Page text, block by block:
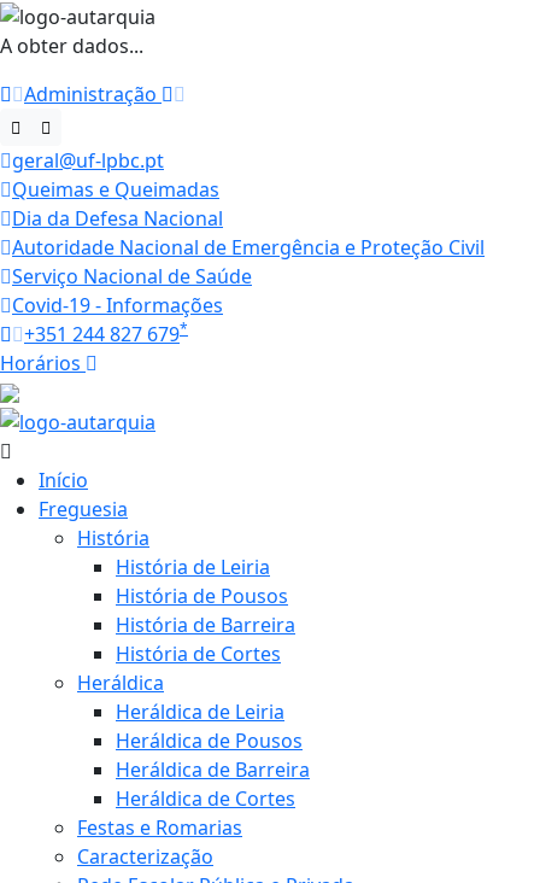
A obter dados...
Administração
geral@uf-lpbc.pt
Queimas e Queimadas
Dia da Defesa Nacional
Autoridade Nacional de Emergência e Proteção Civil
Serviço Nacional de Saúde
Covid-19 - Informações
+351 244 827 679*
Horários
Início
Freguesia
História
História de Leiria
História de Pousos
História de Barreira
História de Cortes
Heráldica
Heráldica de Leiria
Heráldica de Pousos
Heráldica de Barreira
Heráldica de Cortes
Festas e Romarias
Caracterização